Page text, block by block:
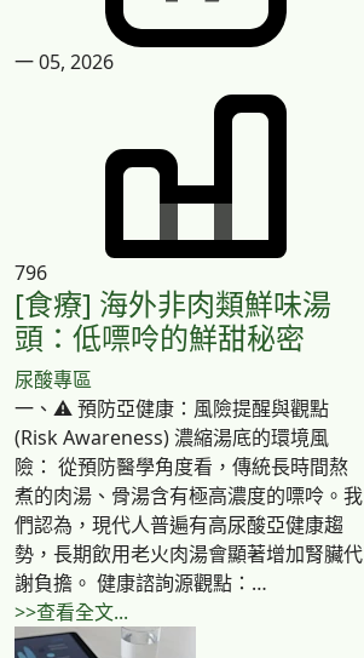
一 05, 2026
796
[食療] 海外非肉類鮮味湯
頭：低嘌呤的鮮甜秘密
尿酸專區
一、⚠️ 預防亞健康：風險提醒與觀點
(Risk Awareness) 濃縮湯底的環境風
險： 從預防醫學角度看，傳統長時間熬
煮的肉湯、骨湯含有極高濃度的嘌呤。我
們認為，現代人普遍有高尿酸亞健康趨
勢，長期飲用老火肉湯會顯著增加腎臟代
謝負擔。 健康諮詢源觀點：…
>>查看全文...